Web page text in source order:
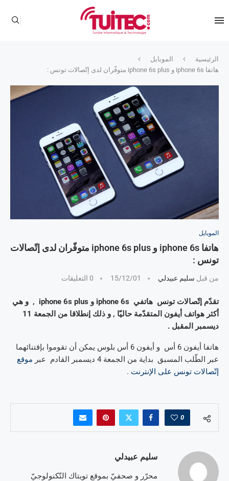
الرئيسية
الموبايل
هاتفا iphone 6s و iphone 6s plus متوفّران لدى إتّصالات تونس :
الموبايل
هاتفا iphone 6s و iphone 6s plus متوفّران لدى إتّصالات
تونس :
من قبل سليم عبيدلي 15/12/01 0 التعليقات
تقدّم إتّصالات تونس هاتفي iphone 6s و iphone 6s plus , و هي
أكثر هواتف أيفون المتقدّمة حاليّا , و ذلك إنطلاقا من الجمعة 11
ديسمبر المقبل .
هاتفا أيفون 6 أس و أيفون 6 أس بلوس يمكن أن تقوموا بإقتنائهما
عبر الطّلب المسبق بداية من الجمعة 4 ديسمبر القادم عبر
موقع
إتّصالات تونس على الإنترنت .
0
سليم عبيدلي
محرّر و صحفيّ بموقع تويتاك التّكنولوجيّ